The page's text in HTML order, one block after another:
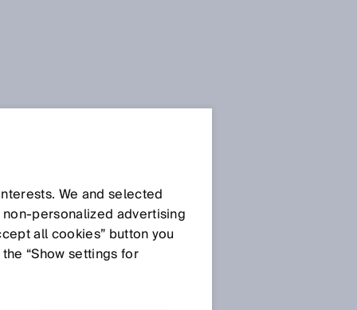
모든 기사
We and selected
advertising
all cookies” button you
“Show settings for